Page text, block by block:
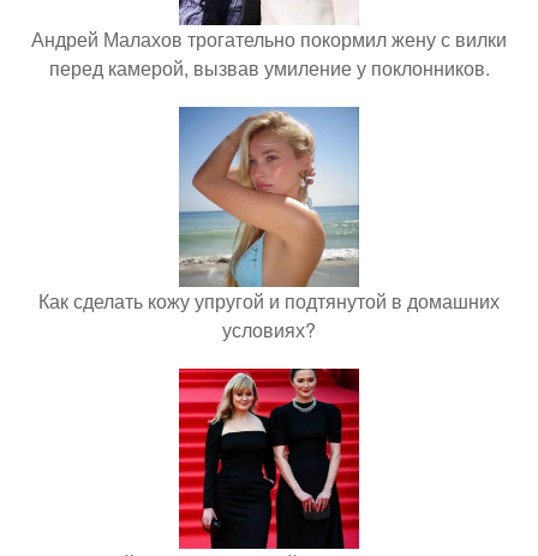
Андрей Малахов трогательно покормил жену с вилки
перед камерой, вызвав умиление у поклонников.
Как сделать кожу упругой и подтянутой в домашних
условиях?